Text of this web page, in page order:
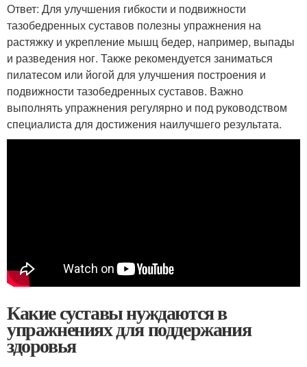
Ответ: Для улучшения гибкости и подвижности
тазобедренных суставов полезны упражнения на
растяжку и укрепление мышц бедер, например, выпады
и разведения ног. Также рекомендуется заниматься
пилатесом или йогой для улучшения построения и
подвижности тазобедренных суставов. Важно
выполнять упражнения регулярно и под руководством
специалиста для достижения наилучшего результата.
Какие суставы нуждаются в
упражнениях для поддержания
здоровья